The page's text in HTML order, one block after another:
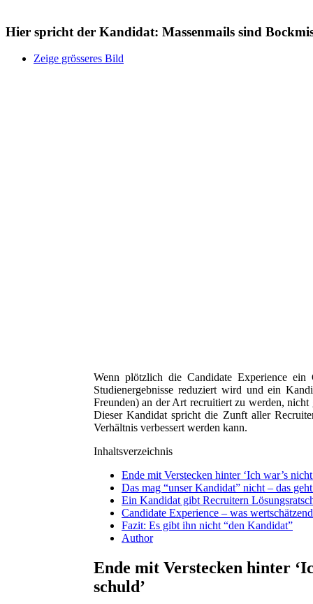
Hier spricht der Kandidat: Massenmails sind
Zeige grösseres Bild
Wenn plötzlich die Candidate Experience
Studienergebnisse reduziert wird und ein
Freunden) an der Art recruitiert zu werden,
Dieser Kandidat spricht die Zunft aller
Verhältnis verbessert werden kann.
Inhaltsverzeichnis
Ende mit Verstecken hinter ‘Ich war’s
Das mag “unser Kandidat” nicht – das
Ein Kandidat gibt Recruitern
Candidate Experience – was
Fazit: Es gibt ihn nicht “den Kandidat”
Author
Ende mit Verstecken hinter
schuld’